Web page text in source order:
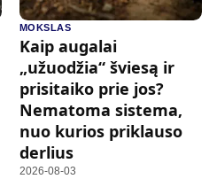
MOKSLAS
Kaip augalai
„užuodžia“ šviesą ir
prisitaiko prie jos?
Nematoma sistema,
nuo kurios priklauso
derlius
2026-08-03